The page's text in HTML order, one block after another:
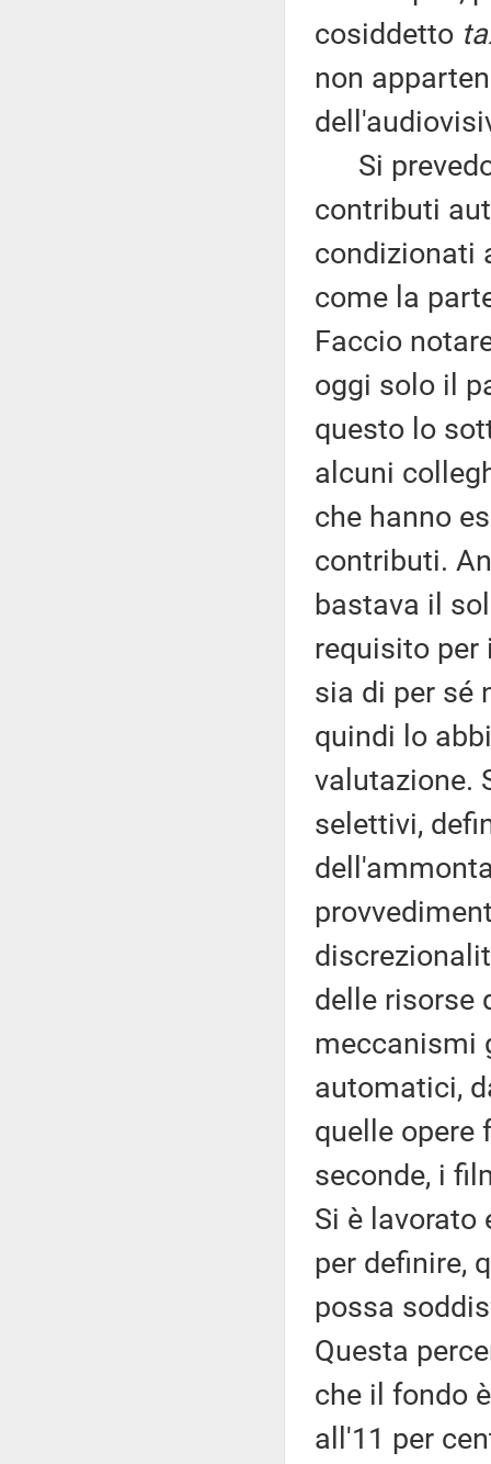
cosiddetto
non
Si
contributi
condizionati
come la
Faccio
oggi solo il
questo lo
alcuni
che hanno
contributi.
bastava il
requisito
sia di per sé
quindi lo
valutazione.
selettivi,
delle risorse
meccanismi
automatici,
quelle opere
seconde, i
Si è
per definire,
possa
Questa
che il fondo
all'11 per